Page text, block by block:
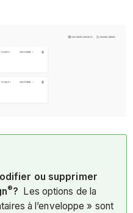
ou supprimer
®? Les options de la
à l’enveloppe » sont